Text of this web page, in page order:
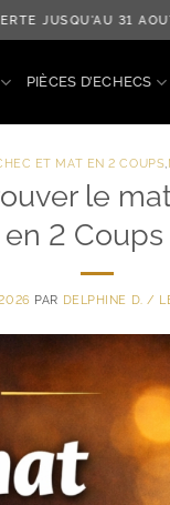
31 AOÛT
PIÈCES D’ECHECS
ET MAT EN 2 COUPS,
le
2
PAR DELPHINE D. /